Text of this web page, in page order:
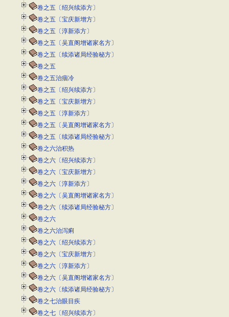
卷之五〔绍兴续添方〕
卷之五〔宝庆新增方〕
卷之五〔淳新添方〕
卷之五〔吴直阁增诸家名方〕
卷之五〔续添诸局经验秘方〕
卷之五
卷之五治痼冷
卷之五〔绍兴续添方〕
卷之五〔宝庆新增方〕
卷之五〔淳新添方〕
卷之五〔吴直阁增诸家名方〕
卷之五〔续添诸局经验秘方〕
卷之六治积热
卷之六〔绍兴续添方〕
卷之六〔宝庆新增方〕
卷之六〔淳新添方〕
卷之六〔吴直阁增诸家名方〕
卷之六〔续添诸局经验秘方〕
卷之六
卷之六治泻痢
卷之六〔绍兴续添方〕
卷之六〔宝庆新增方〕
卷之六〔淳新添方〕
卷之六〔吴直阁增诸家名方〕
卷之六〔续添诸局经验秘方〕
卷之七治眼目疾
卷之七〔绍兴续添方〕